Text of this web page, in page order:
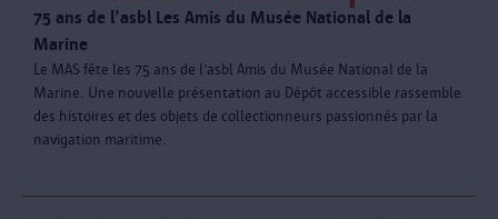
75 ans de l’asbl Les Amis du Musée National de la
Marine
Le MAS fête les 75 ans de l’asbl Amis du Musée National de la
Marine. Une nouvelle présentation au Dépôt accessible rassemble
des histoires et des objets de collectionneurs passionnés par la
navigation maritime.